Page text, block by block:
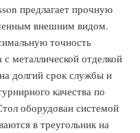
предлагает прочную
внешним видом.
точность
металлической отделкой
долгий срок службы и
качества по
оборудован системой
в треугольник на